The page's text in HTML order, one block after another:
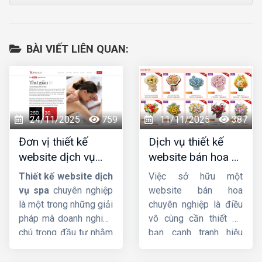
BÀI VIẾT LIÊN QUAN:
24/11/2025 759
Đơn vị thiết kế
website dịch vụ
spa uy tín, chuyên
nghiệp, chuẩn SEO
Thiết kế website dịch
vụ spa chuyên nghiệp
là một trong những giải
pháp mà doanh nghiệp
chú trọng đầu tư nhằm
11/11/2025 387
Dịch vụ thiết kế
website bán hoa uy
tín, chuyên nghiệp,
giao diện đẹp
Việc sở hữu một
website bán hoa
chuyên nghiệp là điều
vô cùng cần thiết để
bạn cạnh tranh hiệu